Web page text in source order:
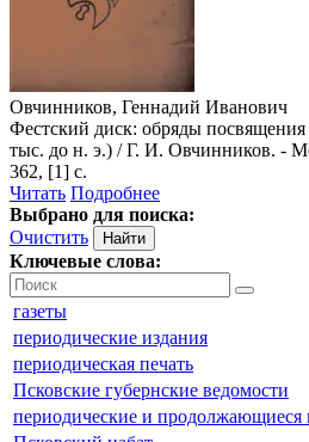
Овчинников, Геннадий Иванович
Фестский диск: обряды
тыс. до н. э.) / Г. И. Овчинников. -
362, [1] с.
Читать Подробнее
Выбрано для поиска:
Очистить
Ключевые слова:
газеты
периодические издания
периодическая печать
Псковские губернские ведомости
периодические и продолжающиеся